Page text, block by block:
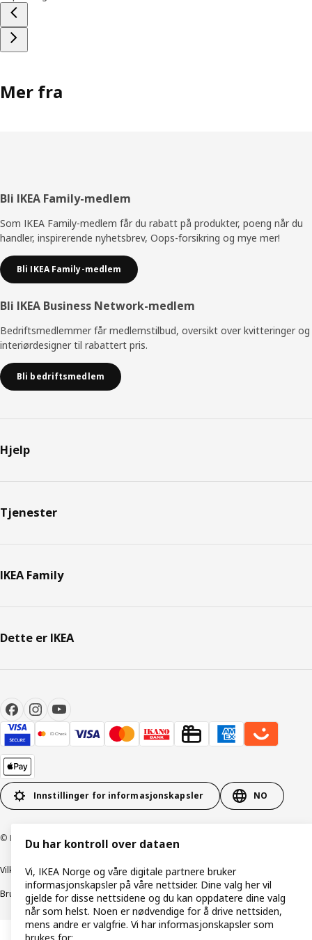
Mer fra
Bunntekst
Bli IKEA Family-medlem
Som IKEA Family-medlem får du rabatt på produkter, poeng når du
handler, inspirerende nyhetsbrev, Oops-forsikring og mye mer!
Bli IKEA Family-medlem
Bli IKEA Business Network-medlem
Bedriftsmedlemmer får medlemstilbud, oversikt over kvitteringer og
interiørdesigner til rabattert pris.
Bli bedriftsmedlem
Hjelp
Tjenester
IKEA Family
Dette er IKEA
Innstillinger for informasjonskapsler NO
© Inter IKEA Systems B.V. 1999–2026
Vilkår og betingelserRetningslinjer for personvern
Bruk av informasjonskapsler (Cookies) Retningslinjer for ansvarlig avsløring
Du har kontroll over dataen
Vi, IKEA Norge og våre digitale partnere bruker
informasjonskapsler på våre nettsider. Dine valg her vil
gjelde for disse nettsidene og du kan oppdatere dine valg
når som helst. Noen er nødvendige for å drive nettsiden,
mens andre er valgfrie. Vi har informasjonskapsler som